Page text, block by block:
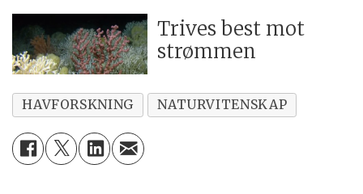
Trives best mot
strømmen
HAVFORSKNING NATURVITENSKAP